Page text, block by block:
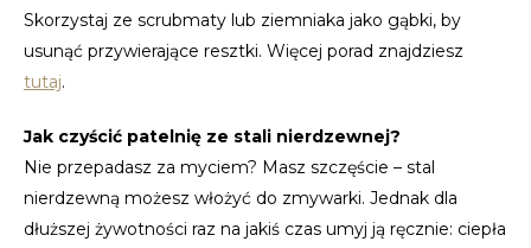
SGD
ZAR
SEK
TWD
Skorzystaj ze scrubmaty lub ziemniaka jako gąbki, by
usunąć przywierające resztki. Więcej porad znajdziesz
tutaj.
Jak czyścić patelnię ze stali nierdzewnej?
Nie przepadasz za myciem? Masz szczęście – stal
nierdzewną możesz włożyć do zmywarki. Jednak dla
dłuższej żywotności raz na jakiś czas umyj ją ręcznie: ciepła